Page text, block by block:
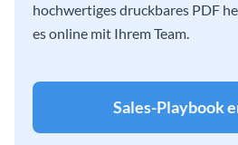
hochwertiges druckbares PDF
es online mit Ihrem Team.
Sales-Playbook